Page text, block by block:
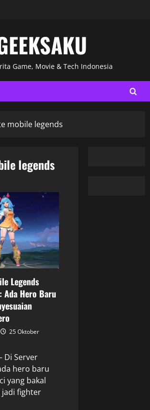
Game, Movie & Tech Indonesia
mobile legends
legends
Legends
Ada Hero Baru
25 Oktober
Di Server
hero baru
yang bakal
jadi fighter